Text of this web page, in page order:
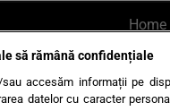
Home
Scrie-ne
să rămână confidențiale
accesăm informații pe
datelor cu caracter